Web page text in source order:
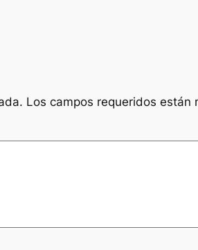
Los campos requeridos están